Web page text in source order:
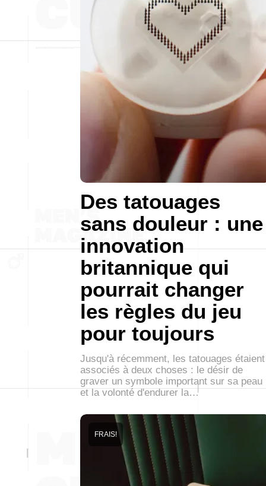
Des tatouages
sans douleur : une
innovation
britannique qui
pourrait changer
les règles du jeu
pour toujours
Jusqu'à récemment, les tatouages étaient
associés à deux choses : le désir de
graver un symbole important sur sa peau
et la volonté d'endurer la…
FRAIS!